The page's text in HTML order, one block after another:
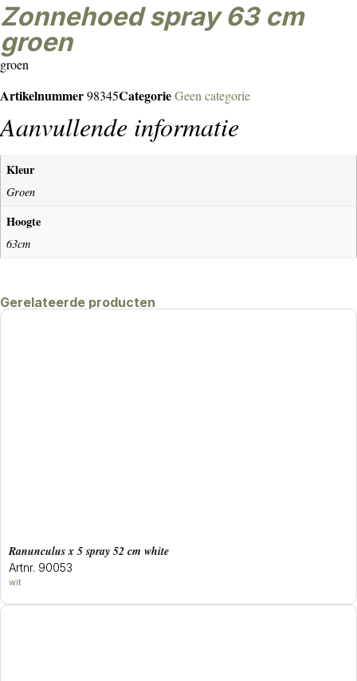
zonnehoed spray 63 cm
groen
groen
Artikelnummer98345CategorieGeen categorie
Aanvullende informatie
Kleur
Groen
Hoogte
63cm
Gerelateerde producten
ranunculus x 5 spray 52 cm white
Artnr. 90053
wit